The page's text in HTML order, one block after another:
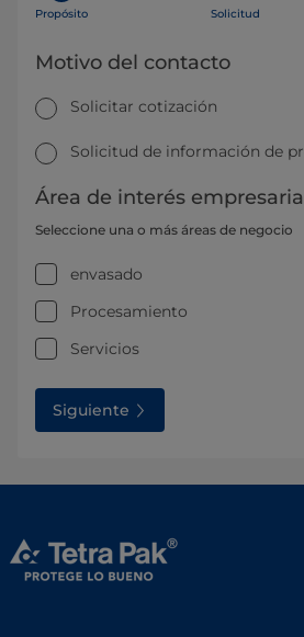
Propósito Solicitud
Motivo del contacto
Solicitar cotización
Solicitud de información de
Área de interés
Seleccione una o más áreas de negocio
envasado
Procesamiento
Servicios
Siguiente